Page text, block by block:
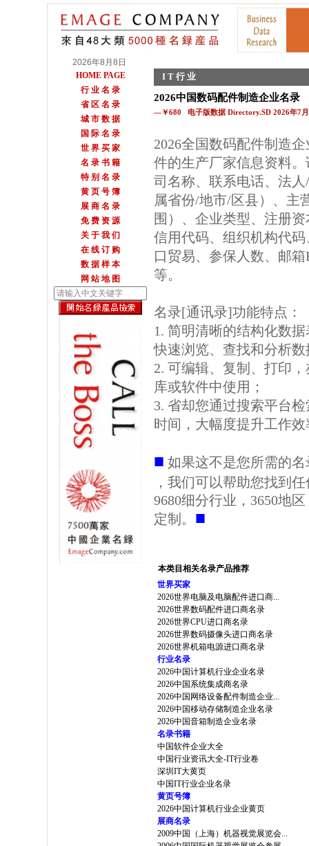
2026年8月8日
HOME PAGE
行 业 名 录
省 区 名 录
城 市 数 据
国 际 名 录
世 界 买 家
名 录 书 籍
特 别 名 录
黄 页 号 簿
展 商 名 录
免 费 资 源
关 于 我 们
在 线 订 购
数 据 样 本
网 站 地 图
I T 行 业
2026中国数码配件制造企业名录
—￥680 电子版数据 Directory.SD 2026年7
2026全国数码配件制造
件的生产厂家信息资料
司名称、联系电话、法
属省份/地市/区县）、主
围）、企业类型、注册
信用代码、组织机构代
口贸易、参保人数、邮
等。
名录[通讯录]功能特点：
1. 简明清晰的结构化数
快速浏览、查找和分析数
2. 可编辑、复制、打印
库或软件中使用；
3. 省却您通过搜索平台
时间，大幅度提升工作效
■ 如果这不是您所需的
，我们可以帮助您找到
9680细分行业，3650地
定制。 ■
本类目相关名录产品推荐
世界买家
2026世界电脑及电脑配件进口商...
2026世界数码配件进口商名录
2026世界CPU进口商名录
2026世界数码摄像头进口商名录
2026世界机箱电源进口商名录
行业名录
2026中国计算机行业企业名录
2026中国系统集成商名录
2026中国网络设备配件制造企业...
2026中国移动存储制造企业名录
2026中国音箱制造企业名录
名录书籍
中国软件企业大全
中国行业资讯大全-IT行业卷
深圳IT大黄页
中国IT行业企业名录
黄页号簿
2026中国计算机行业企业黄页
展商名录
2009中国（上海）机器视觉展览会...